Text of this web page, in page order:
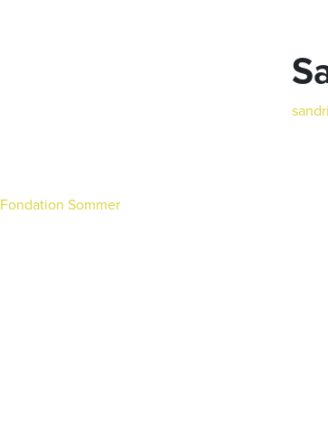
Fondation Sommer